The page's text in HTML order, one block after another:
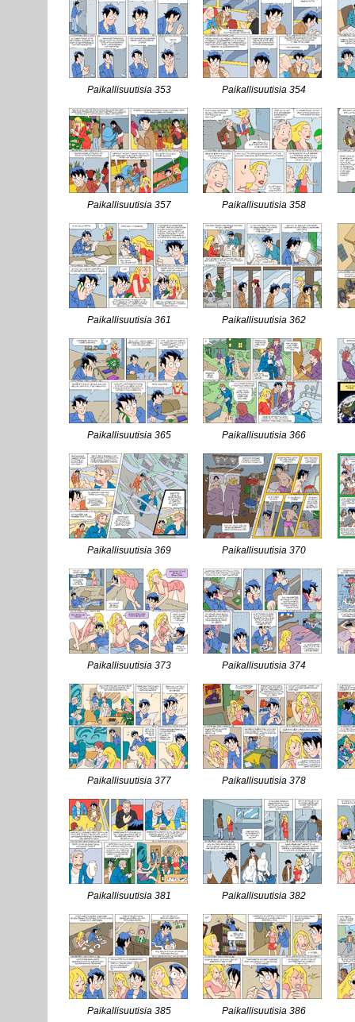
Paikallisuutisia 353 Paikallisuutisia 354
Paikallisuutisia 357 Paikallisuutisia 358
Paikallisuutisia 361 Paikallisuutisia 362
Paikallisuutisia 365 Paikallisuutisia 366
Paikallisuutisia 369 Paikallisuutisia 370
Paikallisuutisia 373 Paikallisuutisia 374
Paikallisuutisia 377 Paikallisuutisia 378
Paikallisuutisia 381 Paikallisuutisia 382
Paikallisuutisia 385 Paikallisuutisia 386